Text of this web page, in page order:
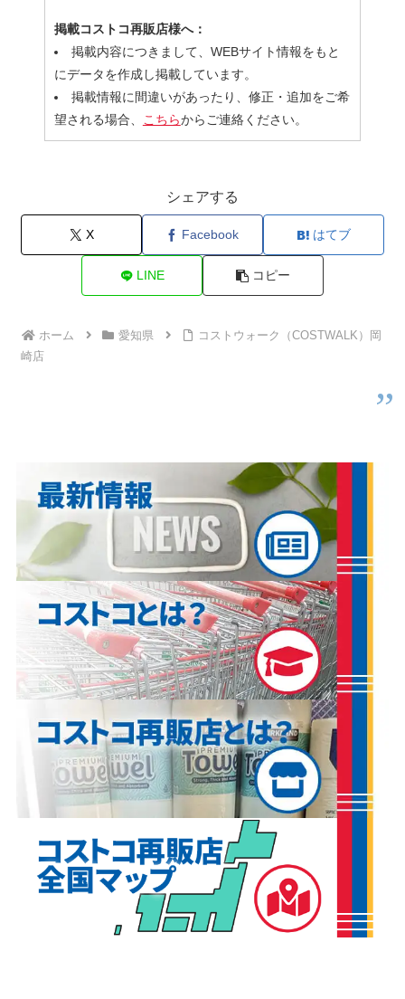
掲載コストコ再販店様へ：
掲載内容につきまして、WEBサイト情報をもと
にデータを作成し掲載しています。
掲載情報に間違いがあったり、修正・追加をご希
望される場合、 こちらからご連絡ください。
シェアする
X Facebook はてブ
LINE コピー
ホーム 愛知県
コストウォーク（COSTWALK）岡
崎店